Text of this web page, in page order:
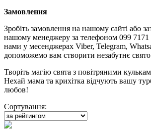
Замовлення
Зробіть замовлення на нашому сайті або
нашому менеджеру за телефоном 099 7171
нами у месенджерах Viber, Telegram,
допоможемо вам створити незабутнє
Творіть магію свята з повітряними
Нехай мама та крихітка відчують вашу
любов!
Сортування: